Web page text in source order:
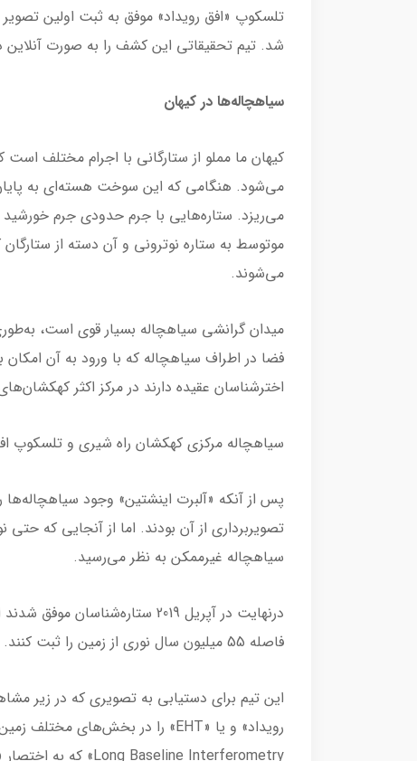
شد. تیم تحقیقاتی این کشف را به صورت آنلاین در 12 می 2022 با عموم مردم به اشتراک
سیاهچاله‌‌ها در کیهان
کیهان ما مملو از ستارگانی با اجرام مختلف
می‌شود. هنگامی که این سوخت هسته‌ای به
می‌ریزد. ستاره‌هایی با جرم حدودی جرم خورشید
موتوسط به ستاره نوترونی و آن دسته از
می‌شوند.
میدان گرانشی سیاهچاله بسیار قوی است،
فضا در اطراف سیاهچاله که با ورود به آن
اخترشناسان عقیده دارند در مرکز اکثر
سیاهچاله مرکزی کهکشان راه شیری و تلسکوپ
پس از آنکه «آلبرت اینشتین» وجود
تصویربرداری از آن بودند. اما از آنجایی که حتی
سیاهچاله غیرممکن به نظر می‌رسید.
فاصله 55 میلیون سال نوری از زمین را ثبت کنند.
این تیم برای دستیابی به تصویری که در زیر